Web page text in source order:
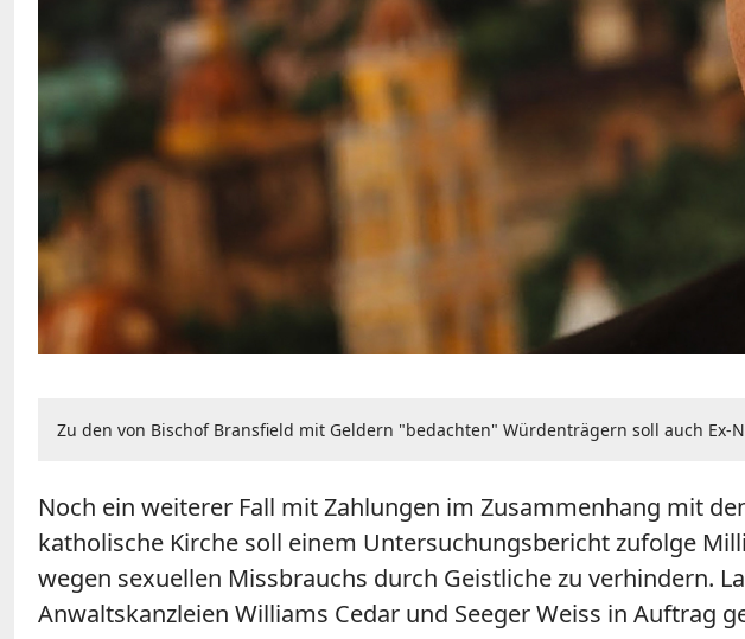
Zu den von Bischof Bransfield mit Geldern "bedachten" Würdenträgern soll auch Ex-
Noch ein weiterer Fall mit Zahlungen im Zusammenhang mit
katholische Kirche soll einem Untersuchungsbericht zufolge
wegen sexuellen Missbrauchs durch Geistliche zu verhindern.
Anwaltskanzleien Williams Cedar und Seeger Weiss in Auftrag